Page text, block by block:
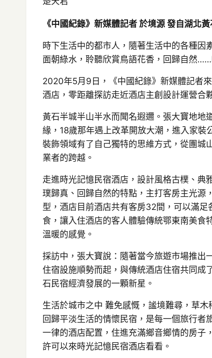
《中國紀錄》新媒體記者 於境源 發自湖北黃
時下生活中的都市人，隨著生活中的各種因
面朝綠水，聆聽欣賞鳥語花香，回歸自然
2020年5月9日，《中國紀錄》新媒體記者
酒店，零距離探訪走近酒店主創設計運營合
黃石半城半山半水而聞名遐邇。張大寶地地
緣，18歲那年遇上改革開放大潮，進入家
裝飾領域有了自己獨特的思維方式，從團城
業者的跨越。
走進時光記憶民宿酒店，設計風格古樸、典
璞歸真、回歸自然的特點，主打客房主光源
型，酒店目前酒店共有客房32間，可以滿
食，讓入住酒店的客人體驗傳統鄂東南美食
溫暖的感覺。
採訪中，張大寶說：隨著當今旅遊市場推出
住宿設施順勢而起，與傳統酒店住宿共同成
石民宿經濟發展的一顆新星。
生活於城市之中 難免感慨，謐境難尋，草
回歸平淡生活的情懷民宿，是每一個旅行
一律的酒店配置，住進充滿鄉音鄉情的房子
許可以來時光記憶民宿酒店看看。